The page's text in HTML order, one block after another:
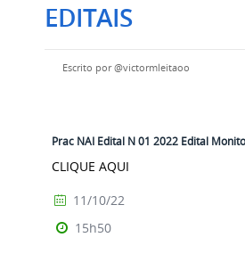
EDITAIS
Escrito por@victormleitaoo
Prac NAI Edital N 01 2022 Edital
CLIQUE AQUI
11/10/22
15h50